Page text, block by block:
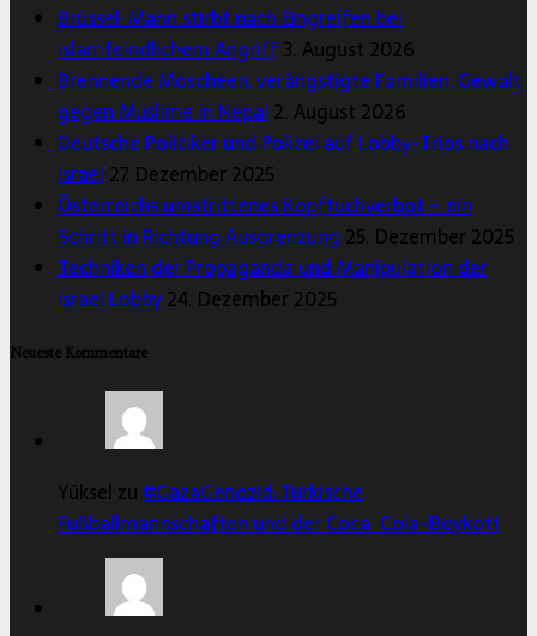
Brüssel: Mann stirbt nach Eingreifen bei
islamfeindlichem Angriff3. August 2026
Brennende Moscheen, verängstigte Familien: Gewalt
gegen Muslime in Nepal 2. August 2026
Deutsche Politiker und Polizei auf Lobby-Trips nach
Israel 27. Dezember 2025
Österreichs umstrittenes Kopftuchverbot – ein
Schritt in Richtung Ausgrenzung 25. Dezember 2025
Techniken der Propaganda und Manipulation der
Israel Lobby24. Dezember 2025
Neueste Kommentare
Yüksel zu#GazaGenozid: Türkische
Fußballmannschaften und der Coca-Cola-Boykott